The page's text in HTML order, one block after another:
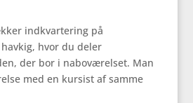
indkvartering på
hvor du deler
der bor i naboværelset. Man
med en kursist af samme